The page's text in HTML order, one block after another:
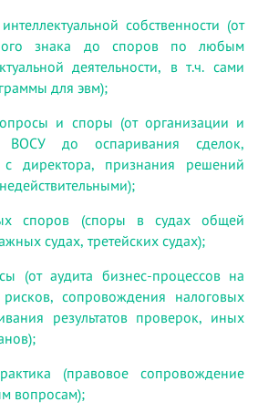
собственности (от
знака до споров по любым
деятельности, в т.ч. сами
для эвм);
и споры (от организации и
ВОСУ до оспаривания сделок,
с директора, признания решений
споров (споры в судах общей
судах, третейских судах);
(от аудита бизнес-процессов на
сопровождения налоговых
результатов проверок, иных
(правовое сопровождение
вопросам);